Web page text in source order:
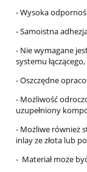
- Wysoka
- Samoistna
- Nie wymagane
systemu łączącego,
- Oszczędne
- Możliwość
uzupełniony
- Możliwe również
inlay ze złota lub
- Materiał może